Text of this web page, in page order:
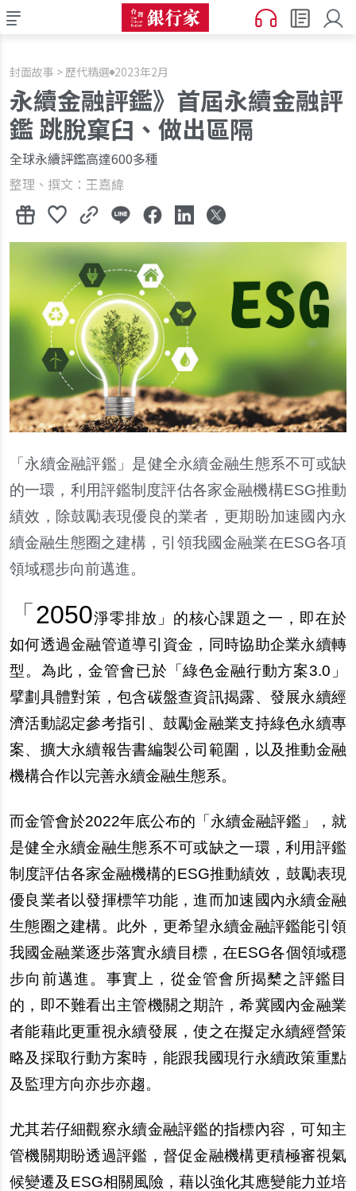
封面故事 > 歷代精選 2023年2月
永續金融評鑑》首屆永續金融評
鑑 跳脫窠臼、做出區隔
全球永續評鑑高達600多種
整理、撰文：王嘉緯
「永續金融評鑑」是健全永續金融生態系不可或缺
的一環，利用評鑑制度評估各家金融機構ESG推動
績效，除鼓勵表現優良的業者，更期盼加速國內永
續金融生態圈之建構，引領我國金融業在ESG各項
領域穩步向前邁進。
「2050淨零排放」的核心課題之一，即在於
如何透過金融管道導引資金，同時協助企業永續轉
型。為此，金管會已於「綠色金融行動方案3.0」
擘劃具體對策，包含碳盤查資訊揭露、發展永續經
濟活動認定參考指引、鼓勵金融業支持綠色永續專
案、擴大永續報告書編製公司範圍，以及推動金融
機構合作以完善永續金融生態系。
而金管會於2022年底公布的「永續金融評鑑」，就
是健全永續金融生態系不可或缺之一環，利用評鑑
制度評估各家金融機構的ESG推動績效，鼓勵表現
優良業者以發揮標竿功能，進而加速國內永續金融
生態圈之建構。此外，更希望永續金融評鑑能引領
我國金融業逐步落實永續目標，在ESG各個領域穩
步向前邁進。事實上，從金管會所揭櫫之評鑑目
的，即不難看出主管機關之期許，希冀國內金融業
者能藉此更重視永續發展，使之在擬定永續經營策
略及採取行動方案時，能跟我國現行永續政策重點
及監理方向亦步亦趨。
尤其若仔細觀察永續金融評鑑的指標內容，可知主
管機關期盼透過評鑑，督促金融機構更積極審視氣
候變遷及ESG相關風險，藉以強化其應變能力並培